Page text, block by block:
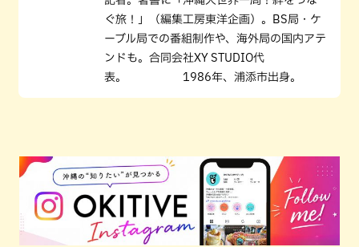
ぐ旅！」（編集工房東洋企画）。BS局・ケ
ーブル局での番組制作や、海外局の国内アテ
ンドも。合同会社XY STUDIO代
表。 1986年、浦添市出身。